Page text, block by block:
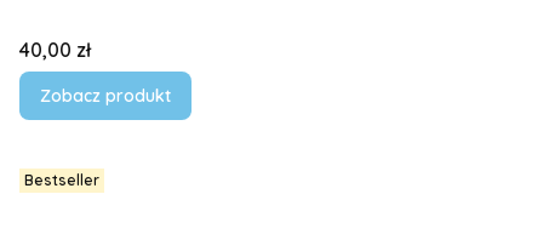
Cena
40,00 zł
Zobacz produkt
Bestseller